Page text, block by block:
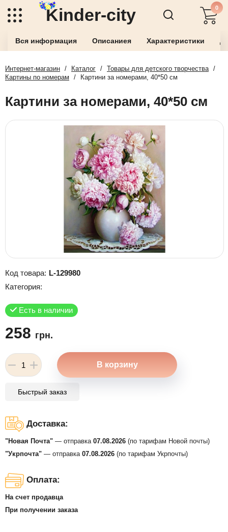
Kinder-city 0
Вся информация Описаниея Характеристики
Интернет-магазин / Каталог / Товары для детского творчества /
Картины по номерам
/ Картини за номерами, 40*50 см
Картини за номерами, 40*50 см
Код товара: L-129980
Категория:
Есть в наличии
258 грн.
Быстрый заказ
Доставка:
"Новая Почта" — отправка 07.08.2026 (по тарифам Новой почты)
"Укрпочта" — отправка 07.08.2026 (по тарифам Укрпочты)
Оплата:
На счет продавца
При получении заказа